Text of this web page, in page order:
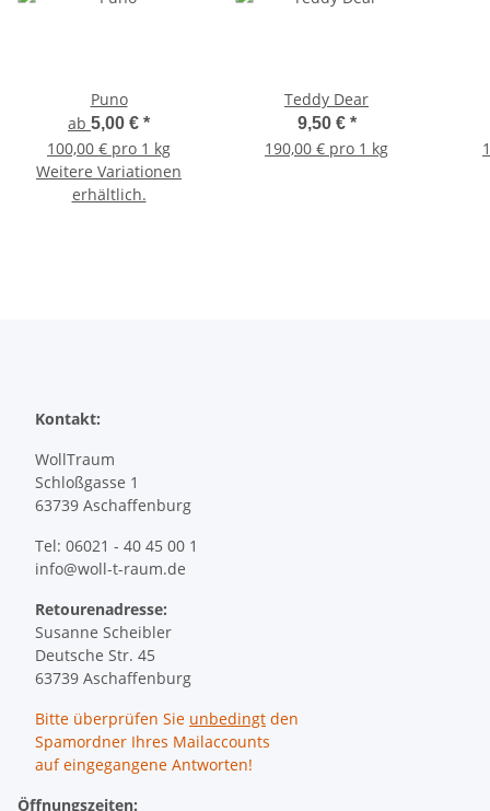
Puno
ab 5,00 € *
100,00 € pro 1 kg
Weitere Variationen
erhältlich.
Teddy Dear
9,50 € *
190,00 € pro 1 kg
Kontakt:
WollTraum
Schloßgasse 1
63739 Aschaffenburg
Tel: 06021 - 40 45 00 1
info@woll-t-raum.de
Retourenadresse:
Susanne Scheibler
Deutsche Str. 45
63739 Aschaffenburg
Bitte überprüfen Sie unbedingt den
Spamordner Ihres Mailaccounts
auf eingegangene Antworten!
Öffnungszeiten: